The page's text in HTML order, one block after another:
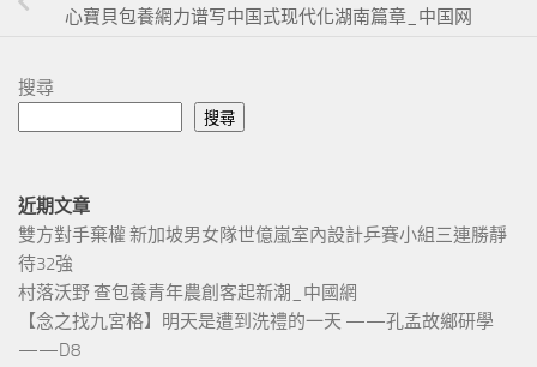
心寶貝包養網力谱写中国式现代化湖南篇章_中国网
搜尋
搜尋
近期文章
雙方對手棄權 新加坡男女隊世億嵐室內設計乒賽小組三連勝靜
待32強
村落沃野 查包養青年農創客起新潮_中國網
【念之找九宮格】明天是遭到洗禮的一天 ——孔孟故鄉研學
——D8